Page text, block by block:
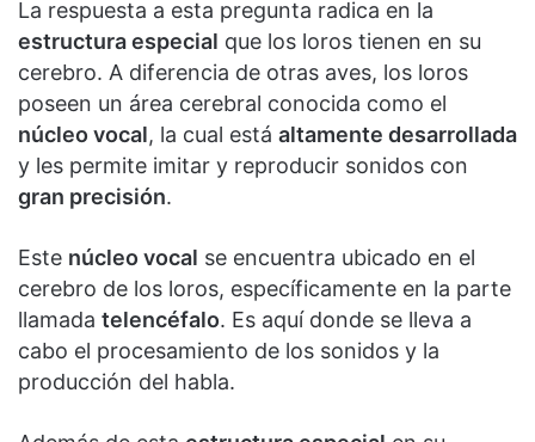
La respuesta a esta pregunta radica en la
estructura especial que los loros tienen en su
cerebro. A diferencia de otras aves, los loros
poseen un área cerebral conocida como el
núcleo vocal, la cual está altamente desarrollada
y les permite imitar y reproducir sonidos con
gran precisión.
Este núcleo vocal se encuentra ubicado en el
cerebro de los loros, específicamente en la parte
llamada telencéfalo. Es aquí donde se lleva a
cabo el procesamiento de los sonidos y la
producción del habla.